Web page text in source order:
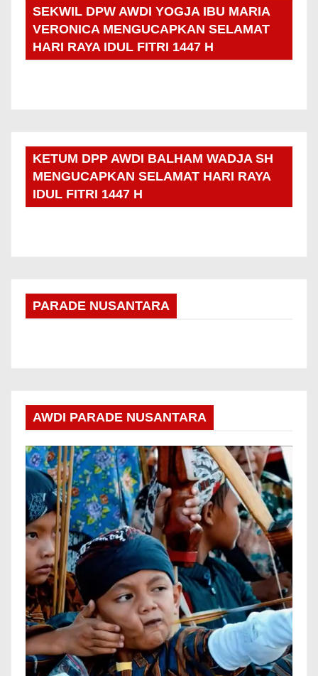
SEKWIL DPW AWDI YOGJA IBU MARIA
VERONICA MENGUCAPKAN SELAMAT
HARI RAYA IDUL FITRI 1447 H
KETUM DPP AWDI BALHAM WADJA SH
MENGUCAPKAN SELAMAT HARI RAYA
IDUL FITRI 1447 H
PARADE NUSANTARA
AWDI PARADE NUSANTARA